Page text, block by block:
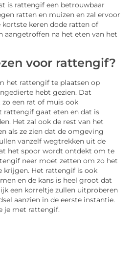
is rattengif een betrouwbaar
ratten en muizen en zal ervoor
kortste keren dode ratten of
aangetroffen na het eten van het
voor rattengif?
het rattengif te plaatsen op
hebt gezien. Dat
een rat of muis ook
rattengif gaat eten en dat is
Het zal ook de rest van het
als ze zien dat de omgeving
vanzelf wegtrekken uit de
het spoor wordt ontdekt om te
neer moet zetten om zo het
krijgen. Het rattengif is ook
en de kans is heel groot dat
een korreltje zullen uitproberen
aanzien in de eerste instantie.
je met rattengif.